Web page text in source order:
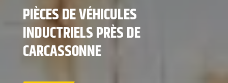
PIÈCES DE VÉHICULES
INDUCTRIELS PRÈS DE
CARCASSONNE